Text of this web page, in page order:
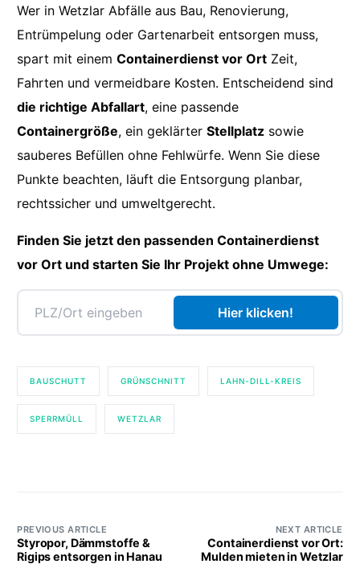
Wer in Wetzlar Abfälle aus Bau, Renovierung,
Entrümpelung oder Gartenarbeit entsorgen muss,
spart mit einemContainerdienst vor Ort Zeit,
Fahrten und vermeidbare Kosten. Entscheidend sind
die richtige Abfallart, eine passende
Containergröße, ein geklärterStellplatz sowie
sauberes Befüllen ohne Fehlwürfe. Wenn Sie diese
Punkte beachten, läuft die Entsorgung planbar,
rechtssicher und umweltgerecht.
Finden Sie jetzt den passenden Containerdienst
vor Ort und starten Sie Ihr Projekt ohne Umwege:
Hier klicken!
BAUSCHUTT GRÜNSCHNITT LAHN-DILL-KREIS
SPERRMÜLL WETZLAR
PREVIOUS ARTICLE
Styropor, Dämmstoffe &
Rigips entsorgen in Hanau
NEXT ARTICLE
Containerdienst vor Ort:
Mulden mieten in Wetzlar